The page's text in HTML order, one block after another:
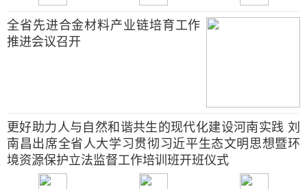
全省先进合金材料产业链培育工作
推进会议召开
更好助力人与自然和谐共生的现代化建设河南实践 刘
南昌出席全省人大学习贯彻习近平生态文明思想暨环
境资源保护立法监督工作培训班开班仪式